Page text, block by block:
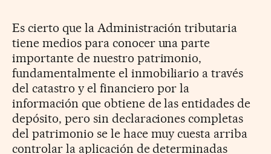
Es cierto que la Administración tributaria
tiene medios para conocer una parte
importante de nuestro patrimonio,
fundamentalmente el inmobiliario a través
del catastro y el financiero por la
información que obtiene de las entidades de
depósito, pero sin declaraciones completas
del patrimonio se le hace muy cuesta arriba
controlar la aplicación de determinadas